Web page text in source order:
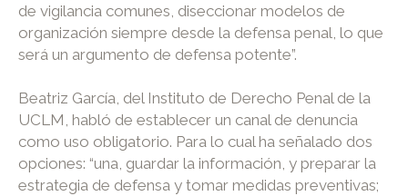
de vigilancia comunes, diseccionar modelos de
organización siempre desde la defensa penal, lo que
será un argumento de defensa potente”.
Beatriz García, del Instituto de Derecho Penal de la
UCLM, habló de establecer un canal de denuncia
como uso obligatorio. Para lo cual ha señalado dos
opciones: “una, guardar la información, y preparar la
estrategia de defensa y tomar medidas preventivas;